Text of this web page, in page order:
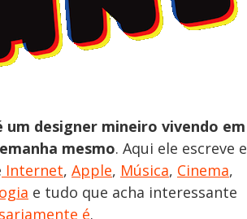
um designer mineiro vivendo em
mesmo. Aqui ele escreve e
Internet, Apple, Música, Cinema,
e tudo que acha interessante
é.